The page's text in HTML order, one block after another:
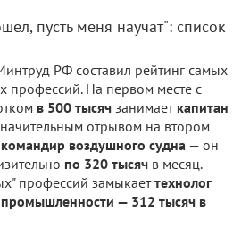
пусть меня научат": список
РФ составил рейтинг самых
профессий. На первом месте с
в 500 тысяч занимаеткапитан
отрывом на втором
командир воздушного судна — он
по 320 тысяч в месяц.
профессий замыкаеттехнолог
— 312 тысяч в